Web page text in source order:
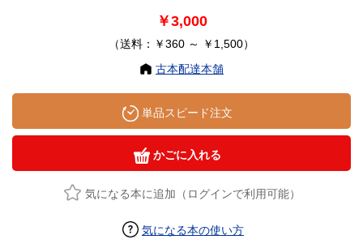
￥3,000
（送料：￥360 ～ ￥1,500）
古本配達本舗
単品スピード注文
かごに入れる
気になる本に追加（ログインで利用可能）
気になる本の使い方